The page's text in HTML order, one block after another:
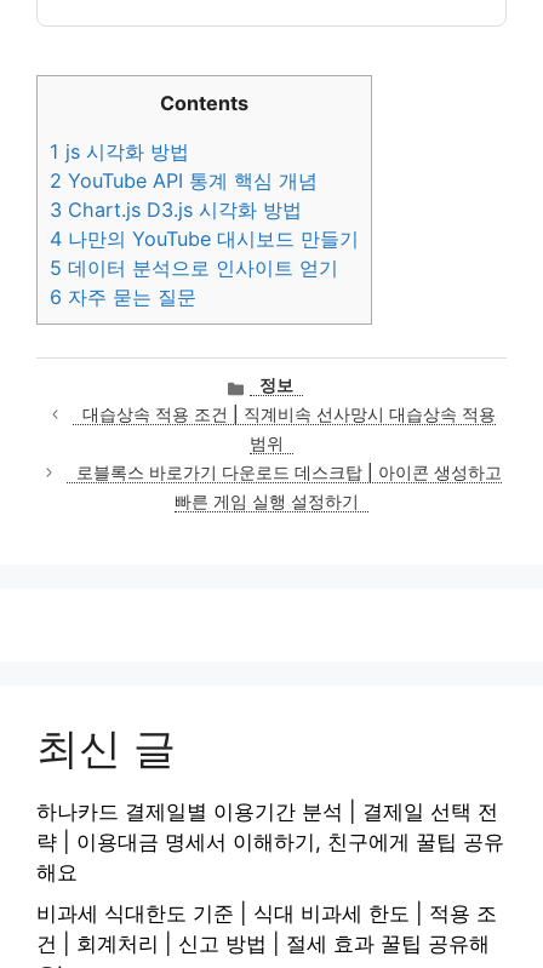
Contents
1 js 시각화 방법
2 YouTube API 통계 핵심 개념
3 Chart.js D3.js 시각화 방법
4 나만의 YouTube 대시보드 만들기
5 데이터 분석으로 인사이트 얻기
6 자주 묻는 질문
카
테
고
리
정보
대습상속 적용 조건 | 직계비속 선사망시 대습상속 적용
범위
로블록스 바로가기 다운로드 데스크탑 | 아이콘 생성하고
빠른 게임 실행 설정하기
최신 글
하나카드 결제일별 이용기간 분석 | 결제일 선택 전
략 | 이용대금 명세서 이해하기, 친구에게 꿀팁 공유
해요
비과세 식대한도 기준 | 식대 비과세 한도 | 적용 조
건 | 회계처리 | 신고 방법 | 절세 효과 꿀팁 공유해